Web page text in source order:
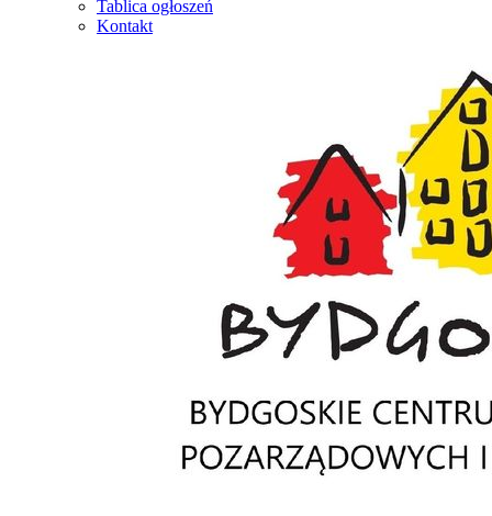
Tablica ogłoszeń
Kontakt